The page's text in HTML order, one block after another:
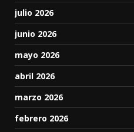
julio 2026
junio 2026
mayo 2026
abril 2026
marzo 2026
febrero 2026